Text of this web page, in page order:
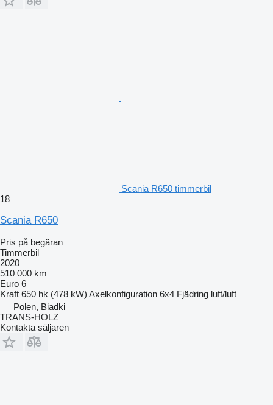
Scania R650 timmerbil
18
Scania R650
Pris på begäran
Timmerbil
2020
510 000 km
Euro 6
Kraft 650 hk (478 kW) Axelkonfiguration 6x4 Fjädring luft/luft
Polen, Biadki
TRANS-HOLZ
Kontakta säljaren